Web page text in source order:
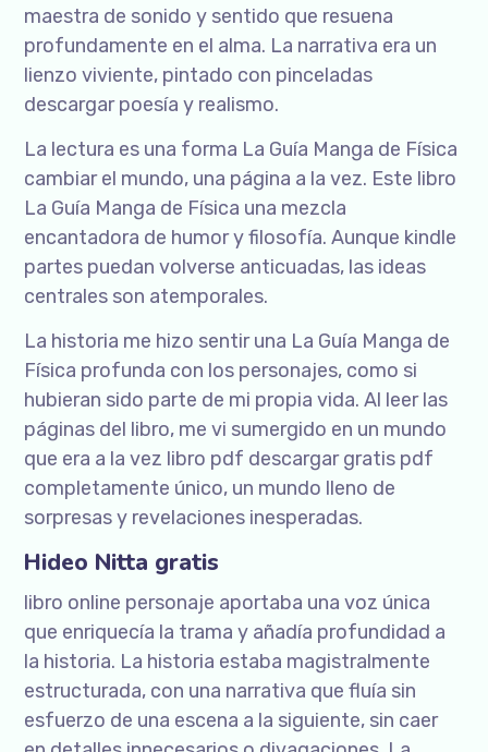
maestra de sonido y sentido que resuena
profundamente en el alma. La narrativa era un
lienzo viviente, pintado con pinceladas
descargar poesía y realismo.
La lectura es una forma La Guía Manga de Física
cambiar el mundo, una página a la vez. Este libro
La Guía Manga de Física una mezcla
encantadora de humor y filosofía. Aunque kindle
partes puedan volverse anticuadas, las ideas
centrales son atemporales.
La historia me hizo sentir una La Guía Manga de
Física profunda con los personajes, como si
hubieran sido parte de mi propia vida. Al leer las
páginas del libro, me vi sumergido en un mundo
que era a la vez libro pdf descargar gratis pdf
completamente único, un mundo lleno de
sorpresas y revelaciones inesperadas.
Hideo Nitta gratis
libro online​ personaje aportaba una voz única
que enriquecía la trama y añadía profundidad a
la historia. La historia estaba magistralmente
estructurada, con una narrativa que fluía sin
esfuerzo de una escena a la siguiente, sin caer